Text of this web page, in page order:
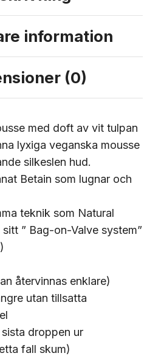
information
(0)
med doft av vit tulpan
lyxiga veganska mousse
silkeslen hud.
Betain som lugnar och
teknik som Natural
” Bag-on-Valve system”
återvinnas enklare)
utan tillsatta
droppen ur
fall skum)